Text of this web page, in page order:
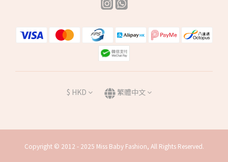
$ HKD 繁體中文
Copyright © 2012 - 2025 Miss Baby Fashion, All Rights Reserved.